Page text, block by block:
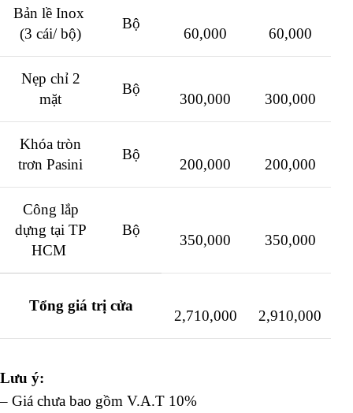
Bản lề Inox
(3 cái/ bộ)
Bộ
60,000 60,000
Nẹp chỉ 2
mặt
Bộ
300,000 300,000
Khóa tròn
trơn Pasini
Bộ
200,000 200,000
Công lắp
dựng tại TP
HCM
Bộ
350,000 350,000
Tổng giá trị cửa
2,710,000 2,910,000
Lưu ý:
– Giá chưa bao gồm V.A.T 10%